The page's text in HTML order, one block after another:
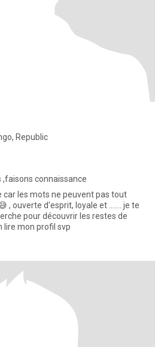
Republic
connaissance
car les mots ne peuvent pas tout
, ouverte d'esprit, loyale et ....... je te
pour découvrir les restes de
lire mon profil svp